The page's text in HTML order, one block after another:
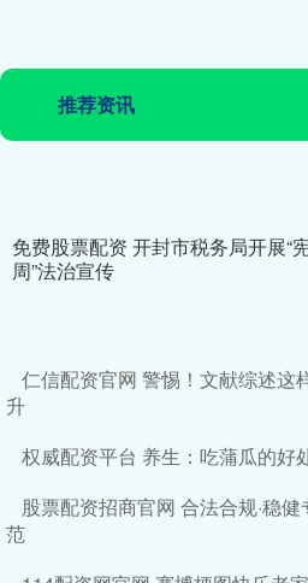
推荐资讯
免费股票配资 开封市税务局开展“
周”法治宣传
仁信配资官网 警惕！文献综述这
升
权威配资平台 养生：吃蒲瓜的好
股票配资招商官网 合法合规·稳
范